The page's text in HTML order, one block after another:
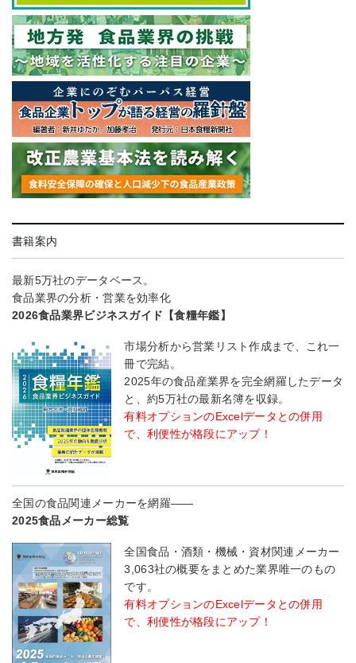
書籍案内
最新5万社のデータベース。
食品業界の分析・営業を効率化
2026食品業界ビジネスガイド【食糧年鑑】
市場分析から営業リスト作成まで、これ一
冊で完結。
2025年の食品産業界を完全網羅したデータ
と、約5万社の最新名簿を収録。
有料オプションのExcelデータとの併用
で、利便性が格段にアップ！
全国の食品関連メーカーを網羅――
2025食品メーカー総覧
全国食品・酒類・機械・資材関連メーカー
3,063社の概要をまとめた業界唯一のもの
です。
有料オプションのExcelデータとの併用
で、利便性が格段にアップ！